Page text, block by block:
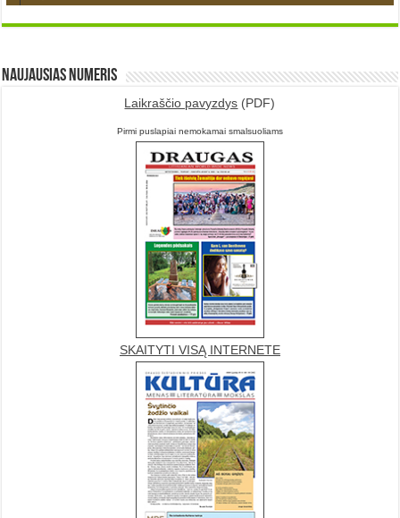
Naujausias numeris
Laikraščio pavyzdys (PDF)
Pirmi puslapiai nemokamai smalsuoliams
SKAITYTI VISĄ INTERNETE